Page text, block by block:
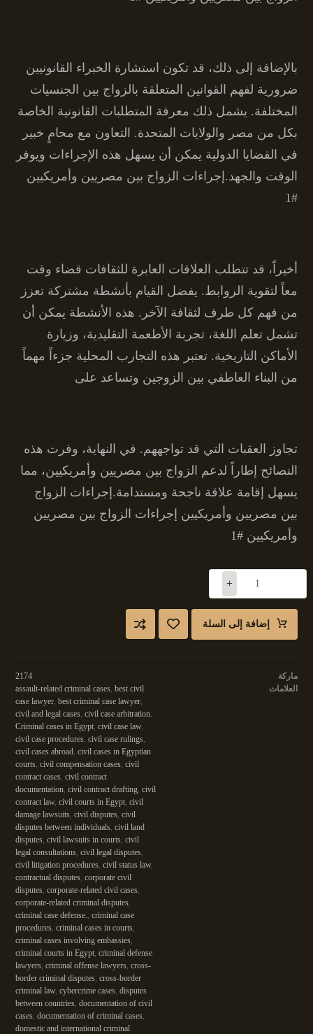
بالإضافة إلى ذلك، قد تكون استشارة الخبراء القانونيين
ضرورية لفهم القوانين المتعلقة بالزواج بين الجنسيات
المختلفة. يشمل ذلك معرفة المتطلبات القانونية الخاصة
بكل من مصر والولايات المتحدة. التعاون مع محامٍ خبير
في القضايا الدولية يمكن أن يسهل هذه الإجراءات ويوفر
الوقت والجهد.إجراءات الزواج بين مصريين وأمريكيين
#1
أخيراً، قد تتطلب العلاقات العابرة للثقافات قضاء وقت
معاً لتقوية الروابط. يفضل القيام بأنشطة مشتركة تعزز
من فهم كل طرف لثقافة الآخر. هذه الأنشطة يمكن أن
تشمل تعلم اللغة، تجربة الأطعمة التقليدية، وزيارة
الأماكن التاريخية. تعتبر هذه التجارب المحلية جزءاً مهماً
من البناء العاطفي بين الزوجين وتساعد على
تجاوز العقبات التي قد تواجههم. في النهاية، وفرت هذه
النصائح إطاراً لدعم الزواج بين مصريين وأمريكيين، مما
يسهل إقامة علاقة ناجحة ومستدامة.إجراءات الزواج
بين مصريين وأمريكيين إجراءات الزواج بين مصريين
وأمريكيين #1
+
إضافة إلى السلة
ماركة
2174
العلامات
assault-related criminal cases,best civil
case lawyer,best criminal case lawyer,
civil and legal cases,civil case arbitration.
Criminal cases in Egypt,civil case law,
civil case procedures,civil case rulings,
civil cases abroad,civil cases in Egyptian
courts,civil compensation cases,civil
contract cases,civil contract
documentation,civil contract drafting,civil
contract law,civil courts in Egypt,civil
damage lawsuits,civil disputes,civil
disputes between individuals,civil land
disputes,civil lawsuits in courts,civil
legal consultations,civil legal disputes,
civil litigation procedures,civil status law,
contractual disputes,corporate civil
disputes,corporate-related civil cases,
corporate-related criminal disputes,
criminal case defense.,criminal case
procedures,criminal cases in courts,
criminal cases involving embassies,
criminal courts in Egypt,criminal defense
lawyers,criminal offense lawyers,cross-
border criminal disputes,cross-border
criminal law,cybercrime cases,disputes
between countries,documentation of civil
cases,documentation of criminal cases,
domestic and international criminal